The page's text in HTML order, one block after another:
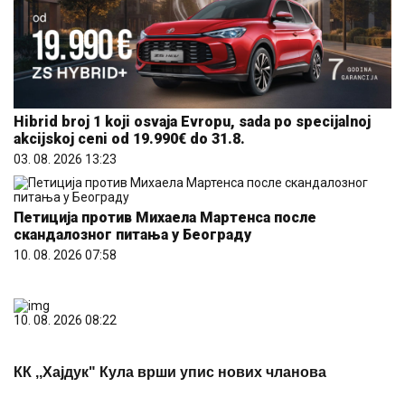
Hibrid broj 1 koji osvaja Evropu, sada po specijalnoj
akcijskoj ceni od 19.990€ do 31.8.
03. 08. 2026 13:23
Петиција против Михаела Мартенса после
скандалозног питања у Београду
10. 08. 2026 07:58
10. 08. 2026 08:22
КК ,,Хајдук" Кула врши упис нових чланова